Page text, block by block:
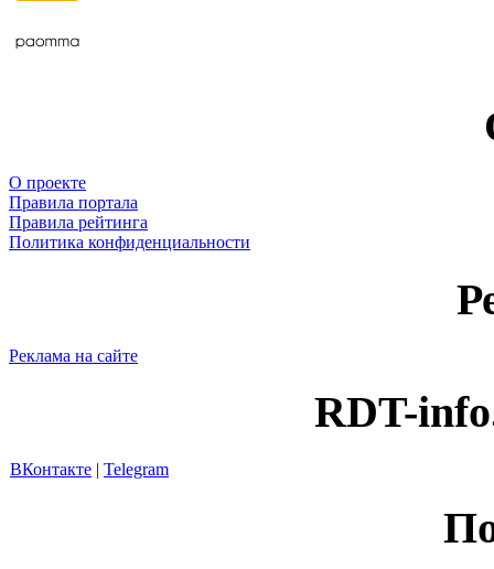
О проекте
Правила портала
Правила рейтинга
Политика конфиденциальности
Реклама на сайте
RDT-
ВКонтакте | Telegram